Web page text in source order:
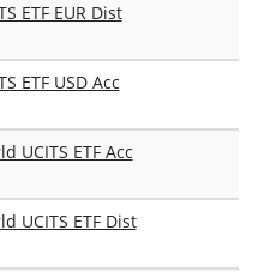
ETF EUR Dist
ETF USD Acc
UCITS ETF Acc
UCITS ETF Dist